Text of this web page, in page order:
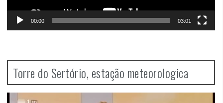
00:00 03:01
Torre do Sertório, estação meteorologica